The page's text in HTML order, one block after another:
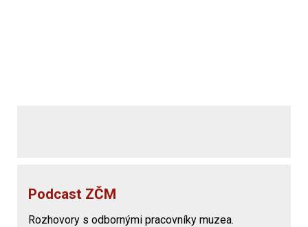
Podcast ZČM
Rozhovory s odbornými pracovníky muzea.